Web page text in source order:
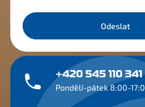
Odeslat
+420 545 110 341
Pondělí-pátek 8:00-